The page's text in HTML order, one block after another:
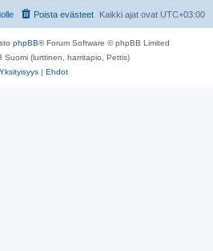
Kaikki ajat ovat UTC+03:00
Poista evästeet
phpBB® Forum Software © phpBB Limited
Suomi (lurttinen, harritapio, Pettis)
Yksityisyys | Ehdot